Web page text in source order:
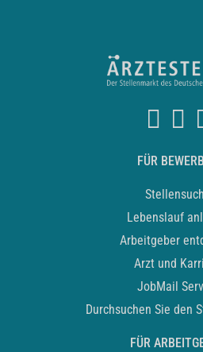
FÜR
Lebenslauf
Arbeitgeber
Arzt und
JobMail
Durchsuchen Sie den
FÜR